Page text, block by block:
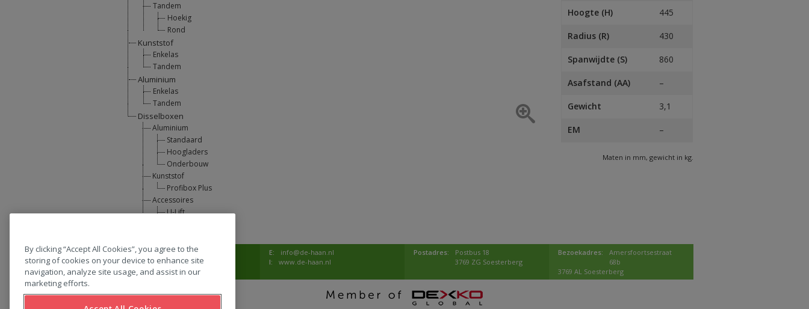
Tandem
Hoekig
Rond
Kunststof
Enkelas
Tandem
Aluminium
Enkelas
Tandem
Disselboxen
Aluminium
Standaard
Hoogladers
Onderbouw
Kunststof
Profibox Plus
Accessoires
U-Lift
Hoogte (H) 445
Radius (R) 430
Spanwijdte (S) 860
Asafstand (AA) –
Gewicht 3,1
EM –
Maten in mm, gewicht in kg.
T: 0031 (0) 346 33 33 00 E:
info@de-haan.nl
I:
www.de-haan.nl
Postadres:
Postbus 18
3769 ZG Soesterberg
Bezoekadres:
Amersfoortsestraat
68b
3769 AL Soesterberg
By clicking “Accept All Cookies”, you agree to the
storing of cookies on your device to enhance site
navigation, analyze site usage, and assist in our
marketing efforts.